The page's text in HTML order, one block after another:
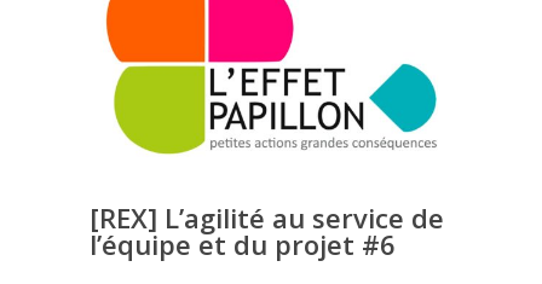
[REX] L’agilité au service de
l’équipe et du projet #6